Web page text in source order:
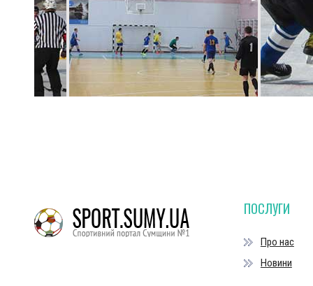
ПОСЛУГИ
Про нас
Новини